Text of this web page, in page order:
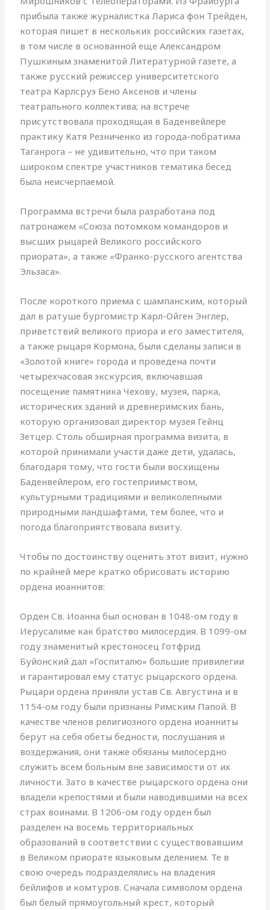
прибыла также журналистка Лариса фон Трейден,
которая пишет в нескольких российских газетах,
в том числе в основанной еще Александром
Пушкиным знаменитой Литературной газете, а
также русский режиссер университетского
театра Карлсруэ Бено Аксенов и члены
театрального коллектива; на встрече
присутствовала проходящая в Баденвейлере
практику Катя Резниченко из города-побратима
Таганрога – не удивительно, что при таком
широком спектре участников тематика бесед
была неисчерпаемой.
Программа встречи была разработана под
патронажем «Союза потомком командоров и
высших рыцарей Великого российского
приората», а также «Франко-русского агентства
Эльзаса».
После короткого приема с шампанским, который
дал в ратуше бургомистр Карл-Ойген Энглер,
приветствий великого приора и его заместителя,
а также рыцаря Кормона, были сделаны записи в
«Золотой книге» города и проведена почти
четырехчасовая экскурсия, включавшая
посещение памятника Чехову, музея, парка,
исторических зданий и древнеримских бань,
которую организовал директор музея Гейнц
Зетцер. Столь обширная программа визита, в
которой принимали участи даже дети, удалась,
благодаря тому, что гости были восхищены
Баденвейлером, его гостеприимством,
культурными традициями и великолепными
природными ландшафтами, тем более, что и
погода благоприятствовала визиту.
Чтобы по достоинству оценить этот визит, нужно
по крайней мере кратко обрисовать историю
ордена иоаннитов:
Орден Св. Иоанна был основан в 1048-ом году в
Иерусалиме как братство милосердия. В 1099-ом
году знаменитый крестоносец Готфрид
Буйонский дал «Госпиталю» большие привилегии
и гарантировал ему статус рыцарского ордена.
Рыцари ордена приняли устав Св. Августина и в
1154-ом году были признаны Римским Папой. В
качестве членов религиозного ордена иоанниты
берут на себя обеты бедности, послушания и
воздержания, они также обязаны милосердно
служить всем больным вне зависимости от их
личности. Зато в качестве рыцарского ордена они
владели крепостями и были наводившими на всех
страх воинами. В 1206-ом году орден был
разделен на восемь территориальных
образований в соответствии с существовавшим
в Великом приорате языковым делением. Те в
свою очередь подразделялись на владения
бейлифов и комтуров. Сначала символом ордена
был белый прямоугольный крест, который